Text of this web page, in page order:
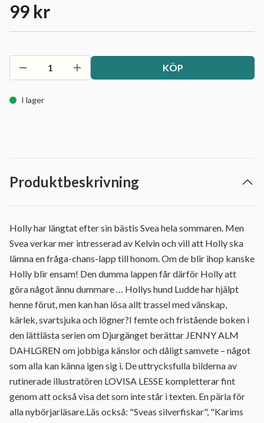
99 kr
KÖP
I lager
Produktbeskrivning
Holly har längtat efter sin bästis Svea hela sommaren. Men
Svea verkar mer intresserad av Kelvin och vill att Holly ska
lämna en fråga-chans-lapp till honom. Om de blir ihop kanske
Holly blir ensam! Den dumma lappen får därför Holly att
göra något ännu dummare … Hollys hund Ludde har hjälpt
henne förut, men kan han lösa allt trassel med vänskap,
kärlek, svartsjuka och lögner?I femte och fristående boken i
den lättlästa serien om Djurgänget berättar JENNY ALM
DAHLGREN om jobbiga känslor och dåligt samvete – något
som alla kan känna igen sig i. De uttrycksfulla bilderna av
rutinerade illustratören LOVISA LESSE kompletterar fint
genom att också visa det som inte står i texten. En pärla för
alla nybörjarläsare.Läs också: "Sveas silverfiskar", "Karims